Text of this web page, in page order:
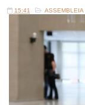
15:41 ASSEMBLEIA